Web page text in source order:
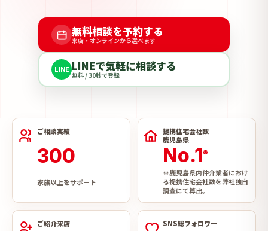
無料相談を予約する
来店・オンラインから選べます
LINE LINEで気軽に相談する
無料 / 30秒で登録
ご相談実績
300
家族以上をサポート
提携住宅会社数
鹿児島県
No.1※
※鹿児島県内仲介業者におけ
る提携住宅会社数を弊社独自
調査にて算出。
ご紹介来店 SNS総フォロワー